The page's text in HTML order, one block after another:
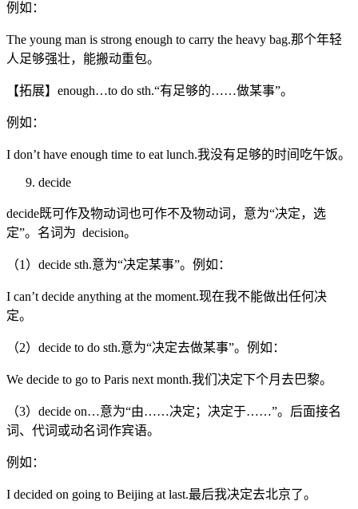
例如：
The young man is strong enough to carry the heavy bag.那个年轻
人足够强壮，能搬动重包。
【拓展】enough…to do sth.“有足够的……做某事”。
例如：
I don’t have enough time to eat lunch.我没有足够的时间吃午饭。
decide
decide既可作及物动词也可作不及物动词，意为“决定，选
定”。名词为 decision。
（1）decide sth.意为“决定某事”。例如：
I can’t decide anything at the moment.现在我不能做出任何决
定。
（2）decide to do sth.意为“决定去做某事”。例如：
We decide to go to Paris next month.我们决定下个月去巴黎。
（3）decide on…意为“由……决定；决定于……”。后面接名
词、代词或动名词作宾语。
例如：
I decided on going to Beijing at last.最后我决定去北京了。